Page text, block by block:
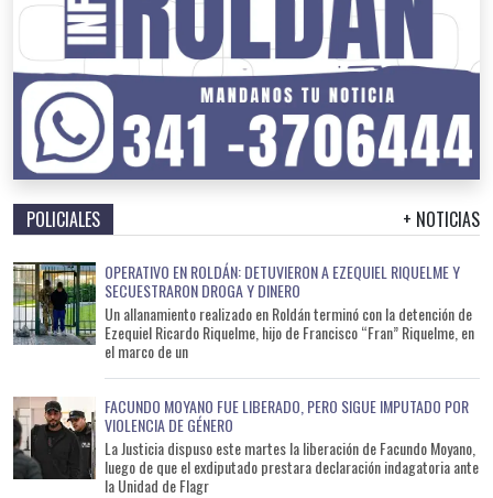
POLICIALES + NOTICIAS
OPERATIVO EN ROLDÁN: DETUVIERON A EZEQUIEL RIQUELME Y
SECUESTRARON DROGA Y DINERO
Un allanamiento realizado en Roldán terminó con la detención de
Ezequiel Ricardo Riquelme, hijo de Francisco “Fran” Riquelme, en
el marco de un
FACUNDO MOYANO FUE LIBERADO, PERO SIGUE IMPUTADO POR
VIOLENCIA DE GÉNERO
La Justicia dispuso este martes la liberación de Facundo Moyano,
luego de que el exdiputado prestara declaración indagatoria ante
la Unidad de Flagr